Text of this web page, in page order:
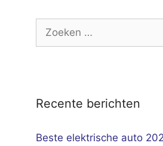
Zoek
Recente berichten
Beste elektrische auto